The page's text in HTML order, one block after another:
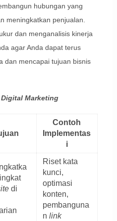
hubungan yang
meningkatkan penjualan.
dan menganalisis kinerja
agar Anda dapat terus
dan mencapai tujuan bisnis
Digital Marketing
Contoh
Implementas
i
di
Riset kata
kunci,
optimasi
konten,
pembanguna
n link